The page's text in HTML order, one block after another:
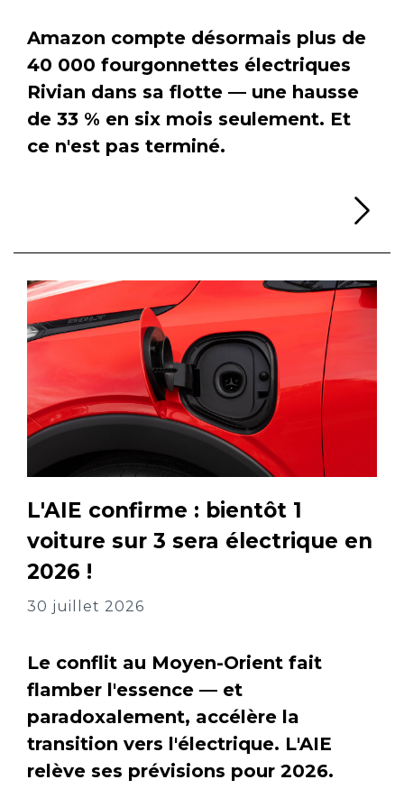
Amazon compte désormais plus de
40 000 fourgonnettes électriques
Rivian dans sa flotte — une hausse
de 33 % en six mois seulement. Et
ce n'est pas terminé.
L'AIE confirme : bientôt 1
voiture sur 3 sera électrique en
2026 !
30 juillet 2026
Le conflit au Moyen-Orient fait
flamber l'essence — et
paradoxalement, accélère la
transition vers l'électrique. L'AIE
relève ses prévisions pour 2026.